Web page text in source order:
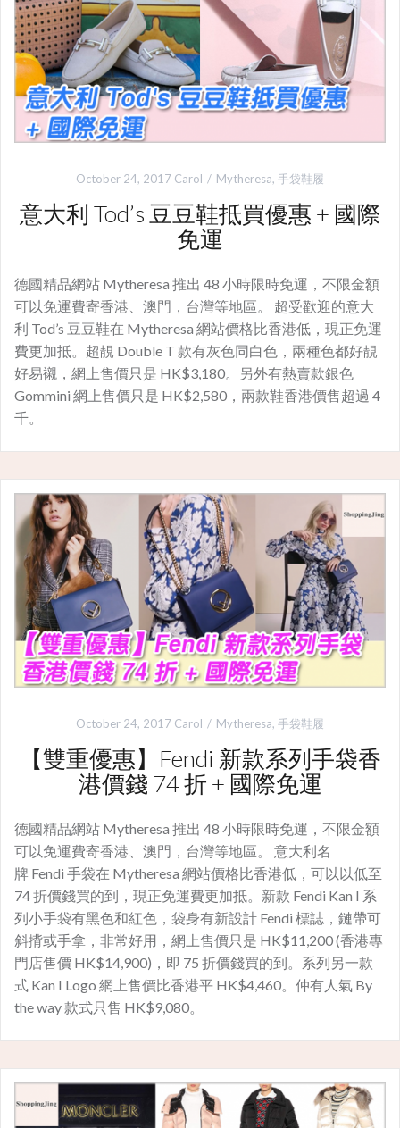
October 24, 2017 Carol Mytheresa, 手袋鞋履
意大利 Tod’s 豆豆鞋抵買優惠 + 國際
免運
德國精品網站 Mytheresa 推出 48 小時限時免運，不限金額
可以免運費寄香港、澳門，台灣等地區。 超受歡迎的意大
利 Tod’s 豆豆鞋在 Mytheresa 網站價格比香港低，現正免運
費更加抵。超靚 Double T 款有灰色同白色，兩種色都好靚
好易襯，網上售價只是 HK$3,180。另外有熱賣款銀色
Gommini 網上售價只是 HK$2,580，兩款鞋香港價售超過 4
千。
October 24, 2017 Carol Mytheresa, 手袋鞋履
【雙重優惠】Fendi 新款系列手袋香
港價錢 74 折 + 國際免運
德國精品網站 Mytheresa 推出 48 小時限時免運，不限金額
可以免運費寄香港、澳門，台灣等地區。 意大利名
牌 Fendi 手袋在 Mytheresa 網站價格比香港低，可以以低至
74 折價錢買的到，現正免運費更加抵。新款 Fendi Kan I 系
列小手袋有黑色和紅色，袋身有新設計 Fendi 標誌，鏈帶可
斜揹或手拿，非常好用，網上售價只是 HK$11,200 (香港專
門店售價 HK$14,900)，即 75 折價錢買的到。系列另一款
式 Kan I Logo 網上售價比香港平 HK$4,460。仲有人氣 By
the way 款式只售 HK$9,080。